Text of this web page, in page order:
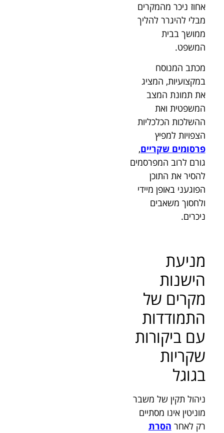
אחוז ניכר מהמקרים
מבלי להיגרר להליך
ממושך בבית
המשפט.
מכתב המנוסח
במקצועיות, המציג
את תמונת המצב
המשפטית ואת
ההשלכות הכלכליות
הצפויות למפיץ
פרסומים שקריים,
גורם לרוב המפרסמים
להסיר את התוכן
הפוגעני באופן מיידי
ולחסוך משאבים
ניכרים.
מניעת
הישנות
מקרים של
התמודדות
עם ביקורות
שקריות
בגוגל
ניהול תקין של משבר
מוניטין אינו מסתיים
רק לאחר הסרת